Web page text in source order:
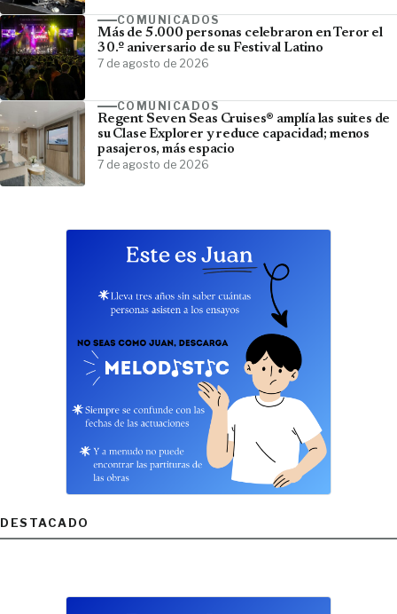
COMUNICADOS
Más de 5.000 personas celebraron en Teror el
30.º aniversario de su Festival Latino
7 de agosto de 2026
COMUNICADOS
Regent Seven Seas Cruises® amplía las suites de
su Clase Explorer y reduce capacidad; menos
pasajeros, más espacio
7 de agosto de 2026
DESTACADO